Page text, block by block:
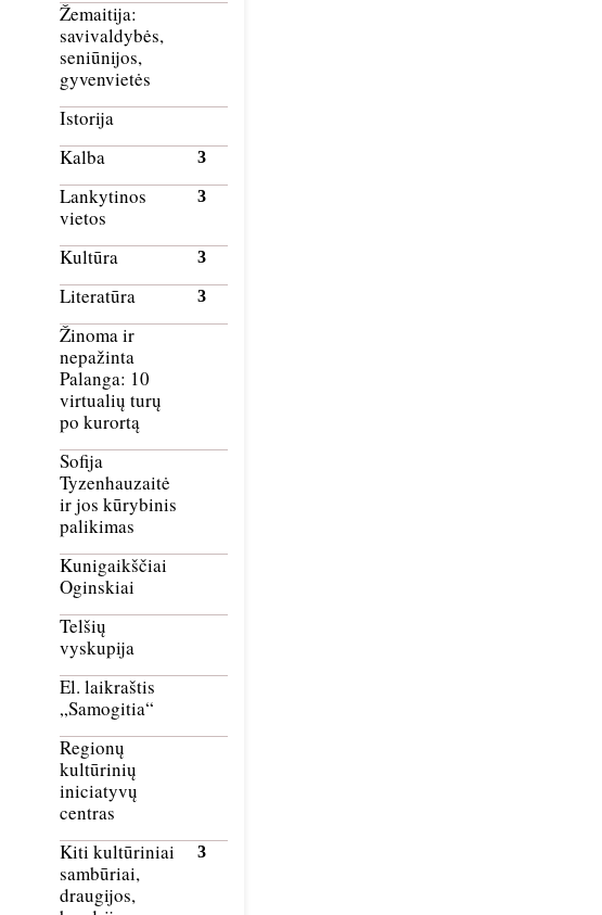
Žemaitija:
savivaldybės,
seniūnijos,
gyvenvietės
Istorija
Kalba
Lankytinos
vietos
Kultūra
Literatūra
Žinoma ir
nepažinta
Palanga: 10
virtualių turų
po kurortą
Sofija
Tyzenhauzaitė
ir jos kūrybinis
palikimas
Kunigaikščiai
Oginskiai
Telšių
vyskupija
El. laikraštis
„Samogitia“
Regionų
kultūrinių
iniciatyvų
centras
Kiti kultūriniai
sambūriai,
draugijos,